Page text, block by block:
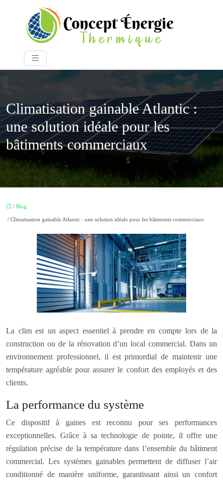
Climatisation gainable Atlantic :
une solution idéale pour les
bâtiments commerciaux
/ Blog
/ Climatisation gainable Atlantic : une solution idéale pour les bâtiments commerciaux
La clim est un aspect essentiel à prendre en compte lors de la
construction ou de la rénovation d’un local commercial. Dans un
environnement professionnel, il est primordial de maintenir une
température agréable pour assurer le confort des employés et des
clients.
La performance du système
Ce dispositif à gaines est reconnu pour ses performances
exceptionnelles. Grâce à sa technologie de pointe, il offre une
régulation précise de la température dans l’ensemble du bâtiment
commercial. Les systèmes gainables permettent de diffuser l’air
conditionné de manière uniforme, garantissant ainsi un confort